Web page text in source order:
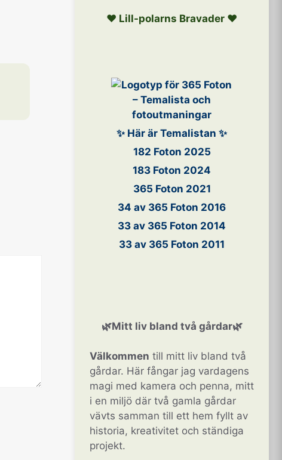
❤️ Lill-polarns Bravader ❤️
✨ Här är Temalistan ✨
182 Foton 2025
183 Foton 2024
365 Foton 2021
34 av 365 Foton 2016
33 av 365 Foton 2014
33 av 365 Foton 2011
🌿Mitt liv bland två gårdar🌿
Välkommen till mitt liv bland två
gårdar. Här fångar jag vardagens
magi med kamera och penna, mitt
i en miljö där två gamla gårdar
vävts samman till ett hem fyllt av
historia, kreativitet och ständiga
projekt.